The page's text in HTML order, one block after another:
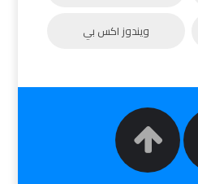
ويندوز اكس بي